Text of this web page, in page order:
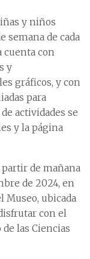
y niños
semana de cada
cuenta con
y
gráficos, y con
para
actividades se
y la página
de mañana
de 2024, en
Museo, ubicada
con el
las Ciencias